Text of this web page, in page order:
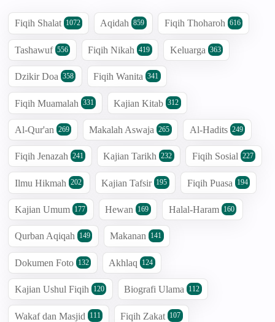
Fiqih Shalat 1072 Aqidah 859 Fiqih Thoharoh 616
Tashawuf 556 Fiqih Nikah 419 Keluarga 363
Dzikir Doa 358 Fiqih Wanita 341
Fiqih Muamalah 331 Kajian Kitab 312
Al-Qur'an 269 Makalah Aswaja 265 Al-Hadits 249
Fiqih Jenazah 241 Kajian Tarikh 232 Fiqih Sosial 227
Ilmu Hikmah 202 Kajian Tafsir 195 Fiqih Puasa 194
Kajian Umum 177 Hewan 169 Halal-Haram 160
Qurban Aqiqah 149 Makanan 141
Dokumen Foto 132 Akhlaq 124
Kajian Ushul Fiqih 120 Biografi Ulama 112
Wakaf dan Masjid 111 Fiqih Zakat 107